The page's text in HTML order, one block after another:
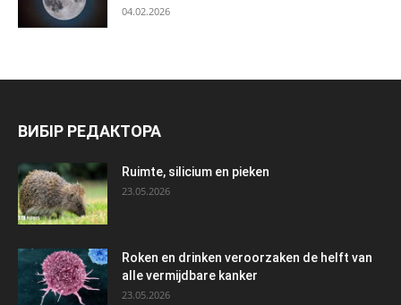
04.02.2026
ВИБІР РЕДАКТОРА
Ruimte, silicium en pieken
23.05.2026
Roken en drinken veroorzaken de helft van
alle vermijdbare kanker
23.05.2026